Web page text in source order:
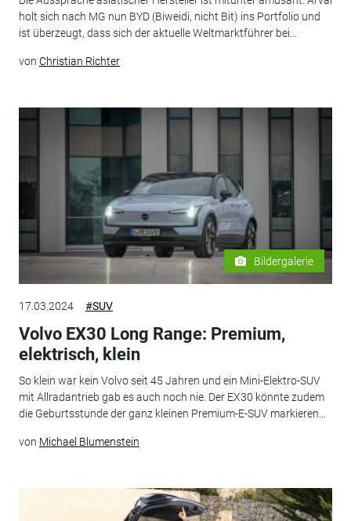
holt sich nach MG nun BYD (Biweidi, nicht Bit) ins Portfolio und
ist überzeugt, dass sich der aktuelle Weltmarktführer bei...
von Christian Richter
Bildergalerie
17.03.2024 #SUV
Volvo EX30 Long Range: Premium,
elektrisch, klein
So klein war kein Volvo seit 45 Jahren und ein Mini-Elektro-SUV
mit Allradantrieb gab es auch noch nie. Der EX30 könnte zudem
die Geburtsstunde der ganz kleinen Premium-E-SUV markieren...
von Michael Blumenstein